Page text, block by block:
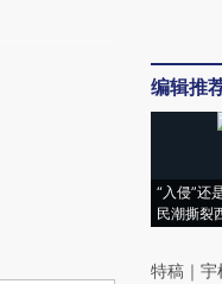
编辑推
“入侵”还
民潮撕裂
特稿 ｜ 宇